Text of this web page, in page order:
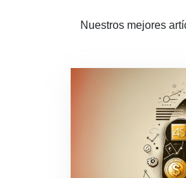
Nuestros mejores